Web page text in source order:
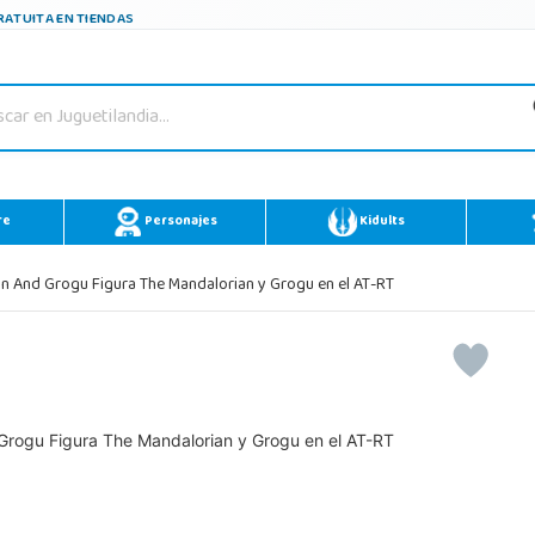
EN TIENDAS
Personajes Kidults
Grogu Figura The Mandalorian y Grogu en el AT-RT